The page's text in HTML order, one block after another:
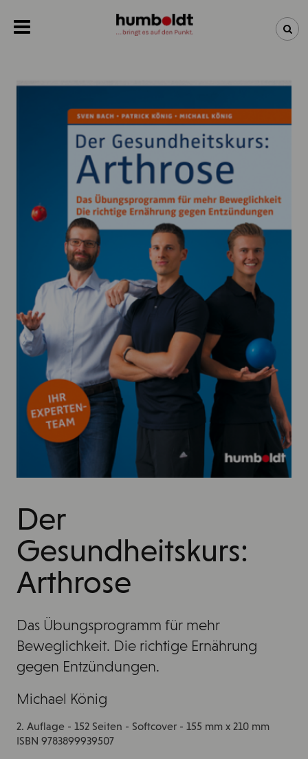
NEUHEITEN
BÜCHER
ÜBER UNS
Der
Gesundheitskurs:
Arthrose
Das Übungsprogramm für mehr
Beweglichkeit. Die richtige Ernährung
gegen Entzündungen.
Michael König
2. Auflage - 152 Seiten - Softcover - 155 mm x 210 mm
ISBN 9783899939507